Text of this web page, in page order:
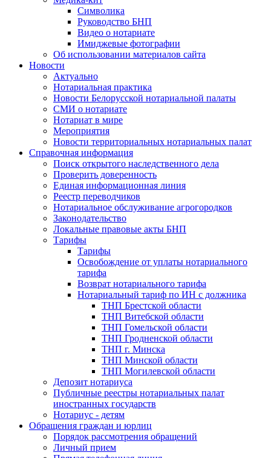
Символика
Руководство БНП
Видео о нотариате
Имиджевые фотографии
Об использовании материалов сайта
Новости
Актуально
Нотариальная практика
Новости Белорусской нотариальной палаты
СМИ о нотариате
Нотариат в мире
Мероприятия
Новости территориальных нотариальных палат
Справочная информация
Поиск открытого наследственного дела
Проверить доверенность
Единая информационная линия
Реестр переводчиков
Нотариальное обслуживание агрогородков
Законодательство
Локальные правовые акты БНП
Тарифы
Тарифы
Освобождение от уплаты нотариального
тарифа
Возврат нотариального тарифа
Нотариальный тариф по ИН с должника
ТНП Брестской области
ТНП Витебской области
ТНП Гомельской области
ТНП Гродненской области
ТНП г. Минска
ТНП Минской области
ТНП Могилевской области
Депозит нотариуса
Публичные реестры нотариальных палат
иностранных государств
Нотариус - детям
Обращения граждан и юрлиц
Порядок рассмотрения обращений
Личный прием